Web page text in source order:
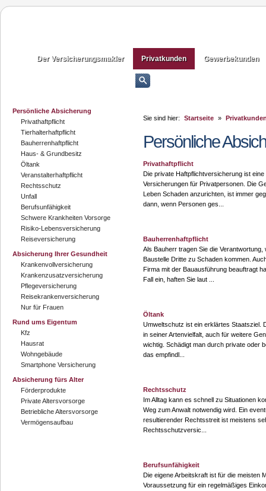
Der Versicherungsmakler Privatkunden Gewerbekunden
Persönliche Absicherung
Privathaftpflicht
Tierhalterhaftpflicht
Bauherrenhaftpflicht
Haus- & Grundbesitz
Öltank
Veranstalterhaftpflicht
Rechtsschutz
Unfall
Berufsunfähigkeit
Schwere Krankheiten Vorsorge
Risiko-Lebensversicherung
Reiseversicherung
Absicherung Ihrer Gesundheit
Krankenvollversicherung
Krankenzusatzversicherung
Pflegeversicherung
Reisekrankenversicherung
Nur für Frauen
Rund ums Eigentum
Kfz
Hausrat
Wohngebäude
Smartphone Versicherung
Absicherung fürs Alter
Förderprodukte
Private Altersvorsorge
Betriebliche Altersvorsorge
Vermögensaufbau
Sie sind hier: Startseite »
Persönliche
Privathaftpflicht
Die private Haftpflichtversicherung ist
Versicherungen für Privatpersonen. Die
Leben Schaden anzurichten, ist immer
dann, wenn Personen ges...
Bauherrenhaftpflicht
Als Bauherr tragen Sie die Verantwortung,
Baustelle Dritte zu Schaden kommen.
Firma mit der Bauausführung beauftragt
Fall ein, haften Sie laut ...
Öltank
Umweltschutz ist ein erklärtes Staatsziel.
in seiner Artenvielfalt, auch für weitere
wichtig. Schädigt man durch private oder
das empfindl...
Rechtsschutz
Im Alltag kann es schnell zu Situationen
Weg zum Anwalt notwendig wird. Ein
resultierender Rechtsstreit ist meistens
Rechtsschutzversic...
Berufsunfähigkeit
Die eigene Arbeitskraft ist für die meisten
Voraussetzung für ein regelmäßiges